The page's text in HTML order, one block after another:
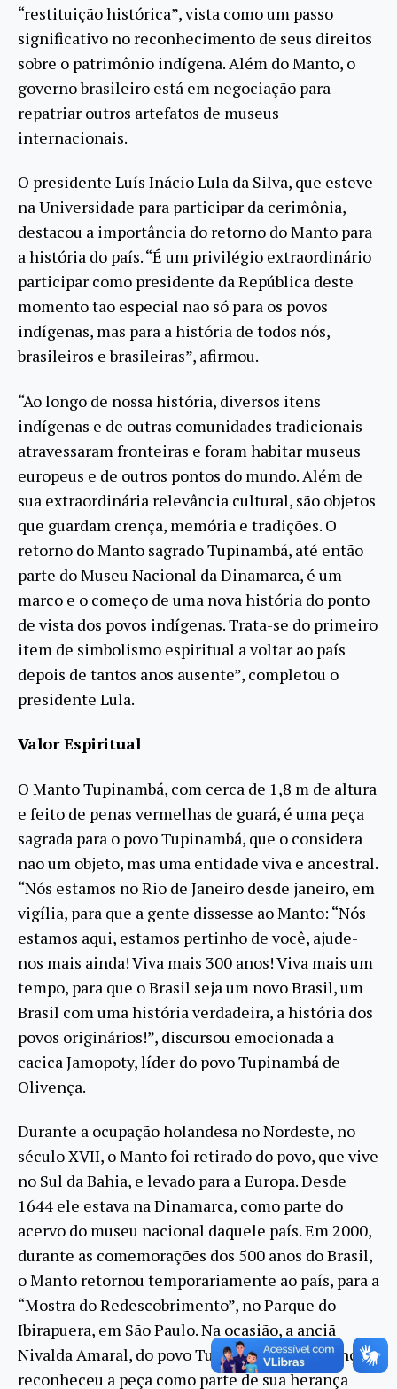
“restituição histórica”, vista como um passo
significativo no reconhecimento de seus direitos
sobre o patrimônio indígena. Além do Manto, o
governo brasileiro está em negociação para
repatriar outros artefatos de museus
internacionais.
O presidente Luís Inácio Lula da Silva, que esteve
na Universidade para participar da cerimônia,
destacou a importância do retorno do Manto para
a história do país. “É um privilégio extraordinário
participar como presidente da República deste
momento tão especial não só para os povos
indígenas, mas para a história de todos nós,
brasileiros e brasileiras”, afirmou.
“Ao longo de nossa história, diversos itens
indígenas e de outras comunidades tradicionais
atravessaram fronteiras e foram habitar museus
europeus e de outros pontos do mundo. Além de
sua extraordinária relevância cultural, são objetos
que guardam crença, memória e tradições. O
retorno do Manto sagrado Tupinambá, até então
parte do Museu Nacional da Dinamarca, é um
marco e o começo de uma nova história do ponto
de vista dos povos indígenas. Trata-se do primeiro
item de simbolismo espiritual a voltar ao país
depois de tantos anos ausente”, completou o
presidente Lula.
Valor Espiritual
O Manto Tupinambá, com cerca de 1,8 m de altura
e feito de penas vermelhas de guará, é uma peça
sagrada para o povo Tupinambá, que o considera
não um objeto, mas uma entidade viva e ancestral.
“Nós estamos no Rio de Janeiro desde janeiro, em
vigília, para que a gente dissesse ao Manto: “Nós
estamos aqui, estamos pertinho de você, ajude-
nos mais ainda! Viva mais 300 anos! Viva mais um
tempo, para que o Brasil seja um novo Brasil, um
Brasil com uma história verdadeira, a história dos
povos originários!”, discursou emocionada a
cacica Jamopoty, líder do povo Tupinambá de
Olivença.
Durante a ocupação holandesa no Nordeste, no
século XVII, o Manto foi retirado do povo, que vive
no Sul da Bahia, e levado para a Europa. Desde
1644 ele estava na Dinamarca, como parte do
acervo do museu nacional daquele país. Em 2000,
durante as comemorações dos 500 anos do Brasil,
o Manto retornou temporariamente ao país, para a
“Mostra do Redescobrimento”, no Parque do
Ibirapuera, em São Paulo. Na ocasião, a anciã
Nivalda Amaral, do povo Tupinambá de Olivença,
reconheceu a peça como parte de sua herança